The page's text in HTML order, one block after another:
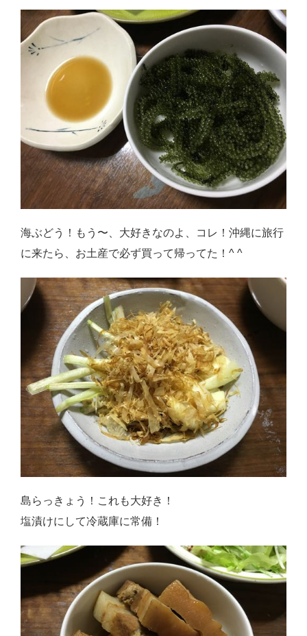
海ぶどう！もう〜、大好きなのよ、コレ！沖縄に旅行
に来たら、お土産で必ず買って帰ってた！^ ^
島らっきょう！これも大好き！
塩漬けにして冷蔵庫に常備！